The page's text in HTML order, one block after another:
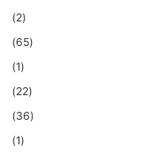
(2)
(65)
(1)
(22)
(36)
(1)